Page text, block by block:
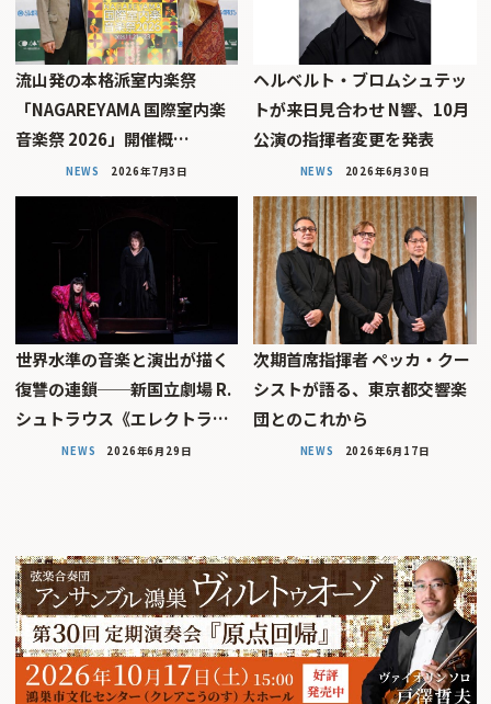
流山発の本格派室内楽祭
「NAGAREYAMA 国際室内楽
音楽祭 2026」開催概…
NEWS 2026年7月3日
ヘルベルト・ブロムシュテッ
トが来日見合わせ N響、10月
公演の指揮者変更を発表
NEWS 2026年6月30日
世界水準の音楽と演出が描く
復讐の連鎖──新国立劇場 R.
シュトラウス《エレクトラ…
NEWS 2026年6月29日
次期首席指揮者 ペッカ・クー
シストが語る、東京都交響楽
団とのこれから
NEWS 2026年6月17日